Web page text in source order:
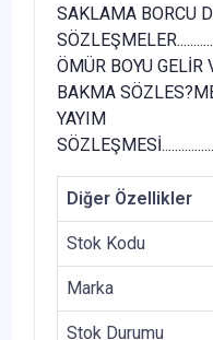
SAKLAMA BORCU
ÖMÜR BOYU GELİR
BAKMA
YAYIM
Diğer Özellikler
Stok Kodu
Marka
Stok Durumu